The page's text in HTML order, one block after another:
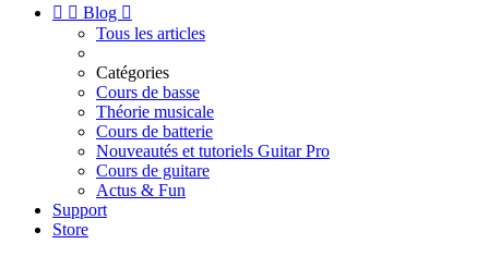
  Blog 
Tous les articles
Catégories
Cours de basse
Théorie musicale
Cours de batterie
Nouveautés et tutoriels Guitar Pro
Cours de guitare
Actus & Fun
Support
Store